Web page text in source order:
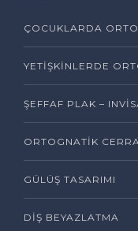
ÇOCUKLARDA
YETIŞKINLERDE
ŞEFFAF PLAK –
ORTOGNATIK
GÜLÜŞ TASARIMI
DIŞ BEYAZLATMA